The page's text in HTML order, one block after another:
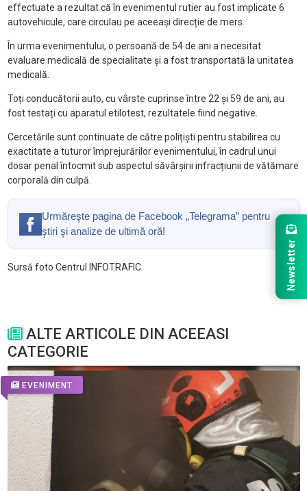
effectuate a rezultat că în evenimentul rutier au fost implicate 6
autovehicule, care circulau pe aceeași direcție de mers.
În urma evenimentului, o persoană de 54 de ani a necesitat
evaluare medicală de specialitate și a fost transportată la unitatea
medicală.
Toți conducătorii auto, cu vârste cuprinse între 22 și 59 de ani, au
fost testați cu aparatul etilotest, rezultatele fiind negative.
Cercetările sunt continuate de către polițiști pentru stabilirea cu
exactitate a tuturor împrejurărilor evenimentului, în cadrul unui
dosar penal întocmit sub aspectul săvârșirii infracțiunii de vătămare
corporală din culpă.
Urmăreşte pagina de Facebook „Telegrama” pentru
ştiri şi analize de ultimă oră!
Sursă foto Centrul INFOTRAFIC
ALTE ARTICOLE DIN ACEEASI
CATEGORIE
EVENIMENT
Newsletter